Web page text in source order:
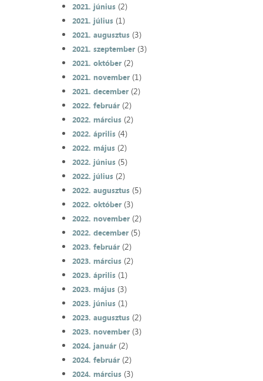
2021. június(2)
2021. július(1)
2021. augusztus(3)
2021. szeptember(3)
2021. október(2)
2021. november(1)
2021. december(2)
2022. február(2)
2022. március(2)
2022. április(4)
2022. május(2)
2022. június(5)
2022. július(2)
2022. augusztus(5)
2022. október(3)
2022. november(2)
2022. december(5)
2023. február(2)
2023. március(2)
2023. április(1)
2023. május(3)
2023. június(1)
2023. augusztus(2)
2023. november(3)
2024. január(2)
2024. február(2)
2024. március(3)